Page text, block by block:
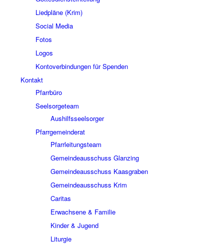
Liedpläne (Krim)
Social Media
Fotos
Logos
Kontoverbindungen für Spenden
Kontakt
Pfarrbüro
Seelsorgeteam
Aushilfsseelsorger
Pfarrgemeinderat
Pfarrleitungsteam
Gemeindeausschuss Glanzing
Gemeindeausschuss Kaasgraben
Gemeindeausschuss Krim
Caritas
Erwachsene & Familie
Kinder & Jugend
Liturgie